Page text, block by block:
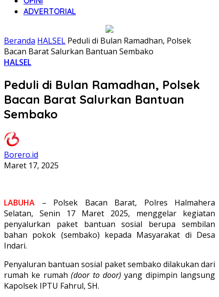
ADVERTORIAL
Beranda HALSEL Peduli di Bulan Ramadhan, Polsek
Bacan Barat Salurkan Bantuan Sembako
HALSEL
Peduli di Bulan Ramadhan, Polsek
Bacan Barat Salurkan Bantuan
Sembako
Borero.id
Maret 17, 2025
LABUHA – Polsek Bacan Barat, Polres Halmahera
Selatan, Senin 17 Maret 2025, menggelar kegiatan
penyalurkan paket bantuan sosial berupa sembilan
bahan pokok (sembako) kepada Masyarakat di Desa
Indari.
Penyaluran bantuan sosial paket sembako dilakukan dari
rumah ke rumah(door to door)yang dipimpin langsung
Kapolsek IPTU Fahrul, SH.